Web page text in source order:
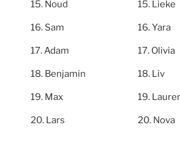
Noud
Sam
Adam
Benjamin
Max
Lars
Lieke
Yara
Olivia
Liv
Nova